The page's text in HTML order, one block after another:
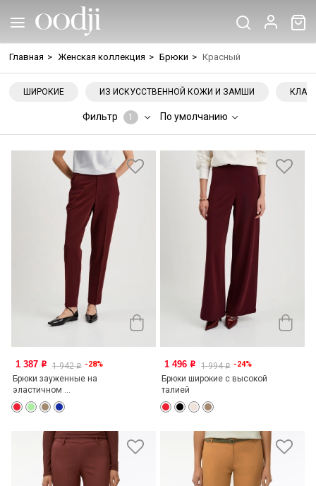
Главная > Женская коллекция > Брюки > Красный
ШИРОКИЕ ИЗ ИСКУССТВЕННОЙ КОЖИ И ЗАМШИ
Фильтр 1 По умолчанию
1 387 o 1 942o -28%
Брюки зауженные на
эластичном ...
1 496 o 1 994o -24%
Брюки широкие с высокой
талией